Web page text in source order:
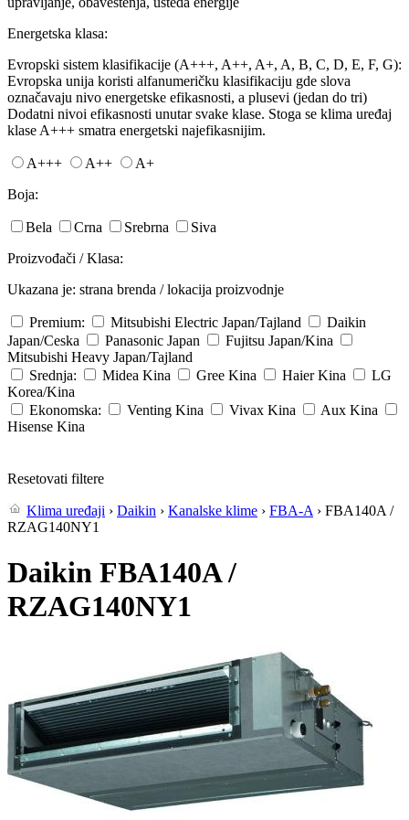
Energetska klasa:
Evropski sistem klasifikacije (A+++, A++, A+, A, B, C, D, E, F, G):
Evropska unija koristi alfanumeričku klasifikaciju gde slova
označavaju nivo energetske efikasnosti, a plusevi (jedan do tri)
Dodatni nivoi efikasnosti unutar svake klase. Stoga se klima uređaj
klase A+++ smatra energetski najefikasnijim.
A+++ A++
A+
Boja:
Bela Crna Srebrna
Siva
Proizvođači / Klasa:
Ukazana je: strana brenda / lokacija proizvodnje
Premium: Mitsubishi Electric Japan/Tajland
Daikin
Japan/Ceska
Panasonic Japan Fujitsu Japan/Kina
Mitsubishi Heavy Japan/Tajland
Srednja:
Midea Kina Gree Kina Haier Kina
LG
Korea/Kina
Ekonomska:
Venting Kina Vivax Kina Aux Kina
Hisense Kina
Resetovati filtere
Klima uređaji › Daikin › Kanalske klime › FBA-A › FBA140A /
RZAG140NY1
Daikin FBA140A /
RZAG140NY1